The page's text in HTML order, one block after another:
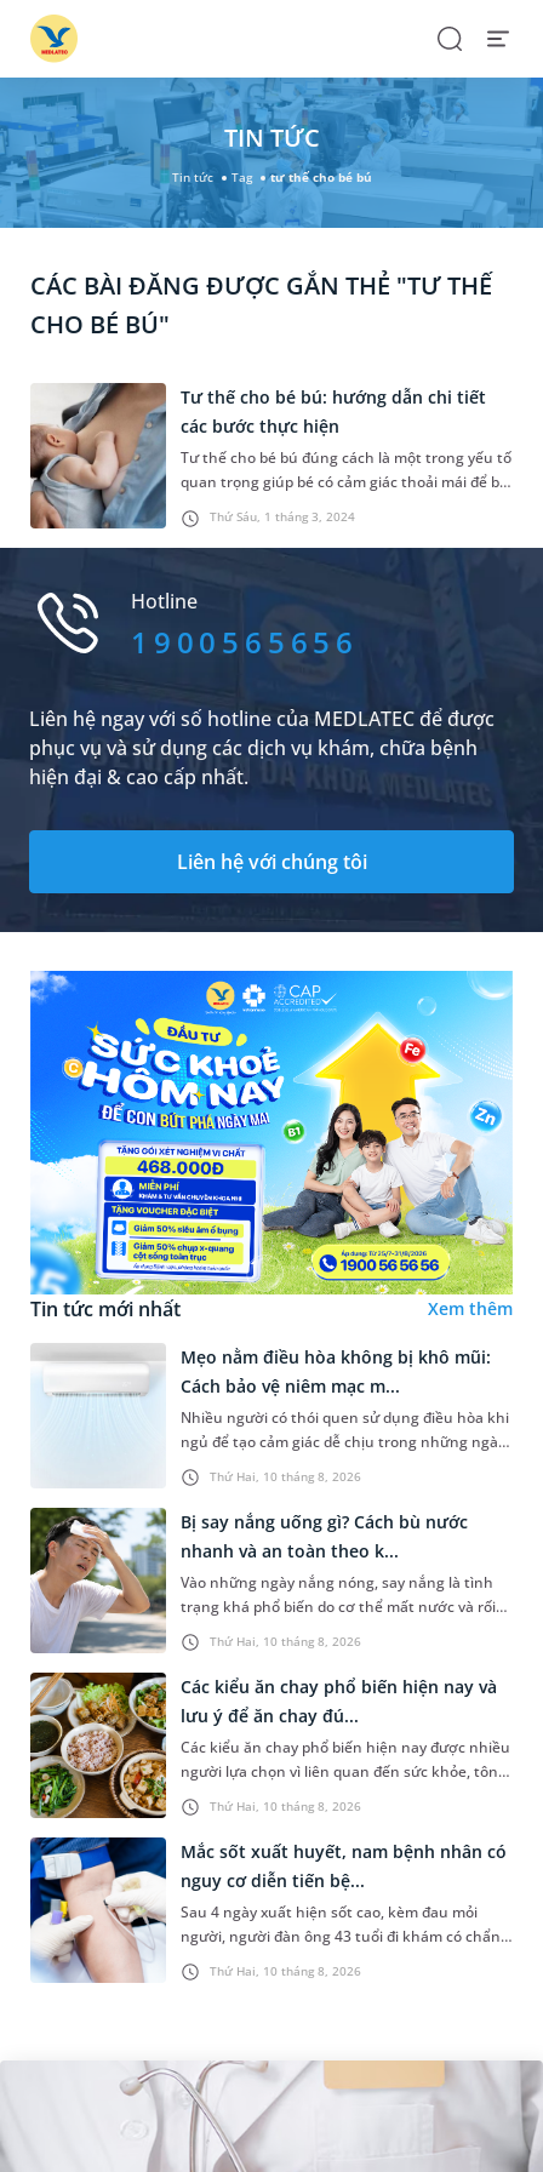
SearchOpen
TIN TỨC
Tin tức Tag tư thế cho bé bú
CÁC BÀI ĐĂNG ĐƯỢC GẮN THẺ "TƯ THẾ
CHO BÉ BÚ"
Thứ Sáu, 1 tháng 3, 2024
Tư thế cho bé bú: hướng dẫn chi tiết
các bước thực hiện
Tư thế cho bé bú đúng cách là một trong yếu tố
quan trọng giúp bé có cảm giác thoải mái để bú
mẹ dễ dàng, không bị sặc và hạn chế đầy hơi
gây nôn trớ sau khi bú. Dưới đây, MEDLATEC sẽ
cùng mẹ tìm hiểu chi tiết về các tư thế cho con
Hotline
1900565656
Liên hệ ngay với số hotline của MEDLATEC để được
phục vụ và sử dụng các dịch vụ khám, chữa bệnh
hiện đại & cao cấp nhất.
Liên hệ với chúng tôi
Tin tức mới nhất Xem thêm
Thứ Hai, 10 tháng 8, 2026
Mẹo nằm điều hòa không bị khô mũi:
Cách bảo vệ niêm mạc m...
Nhiều người có thói quen sử dụng điều hòa khi
ngủ để tạo cảm giác dễ chịu trong những ngày
nóng bức. Tuy nhiên, không ít trường hợp lại
gặp tình trạng khô mũ...
Thứ Hai, 10 tháng 8, 2026
Bị say nắng uống gì? Cách bù nước
nhanh và an toàn theo k...
Vào những ngày nắng nóng, say nắng là tình
trạng khá phổ biến do cơ thể mất nước và rối
loạn điều hòa thân nhiệt, thường gặp ở người
hoạt động ngoài trời. Nh...
Thứ Hai, 10 tháng 8, 2026
Các kiểu ăn chay phổ biến hiện nay và
lưu ý để ăn chay đú...
Các kiểu ăn chay phổ biến hiện nay được nhiều
người lựa chọn vì liên quan đến sức khỏe, tôn
giáo hoặc lối sống lành mạnh. Tuy nhiên,
không phải ai cũng hiểu...
Thứ Hai, 10 tháng 8, 2026
Mắc sốt xuất huyết, nam bệnh nhân có
nguy cơ diễn tiến bệ...
Sau 4 ngày xuất hiện sốt cao, kèm đau mỏi
người, người đàn ông 43 tuổi đi khám có chẩn
đoán sốt xuất huyết Dengue và phải nhập viện
điều trị ngay để tránh bi...